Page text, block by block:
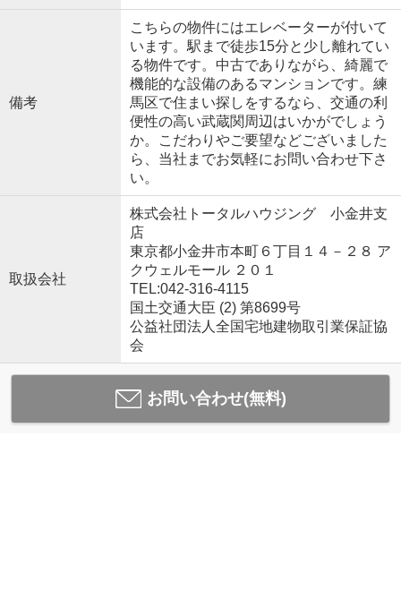
備考
こちらの物件にはエレベーターが付いて
います。駅まで徒歩15分と少し離れてい
る物件です。中古でありながら、綺麗で
機能的な設備のあるマンションです。練
馬区で住まい探しをするなら、交通の利
便性の高い武蔵関周辺はいかがでしょう
か。こだわりやご要望などございました
ら、当社までお気軽にお問い合わせ下さ
い。
取扱会社
株式会社トータルハウジング 小金井支
店
東京都小金井市本町６丁目１４－２８ ア
クウェルモール ２０１
TEL:042-316-4115
国土交通大臣 (2) 第8699号
公益社団法人全国宅地建物取引業保証協
会
お問い合わせ(無料)